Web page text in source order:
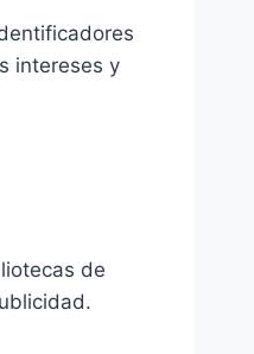
intereses y
de